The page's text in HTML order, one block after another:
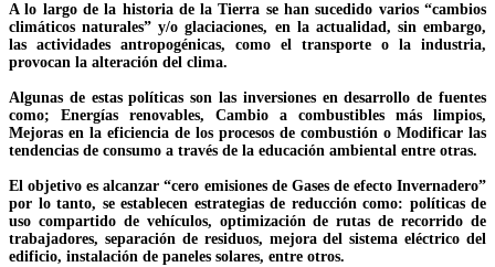
A lo largo de la historia de la Tierra se han sucedido varios “cambios
climáticos naturales” y/o glaciaciones, en la actualidad, sin embargo,
las actividades antropogénicas, como el transporte o la industria,
provocan la alteración del clima.
Algunas de estas políticas son las inversiones en desarrollo de fuentes
como; Energías renovables, Cambio a combustibles más limpios,
Mejoras en la eficiencia de los procesos de combustión o Modificar las
tendencias de consumo a través de la educación ambiental entre otras.
El objetivo es alcanzar “cero emisiones de Gases de efecto Invernadero”
por lo tanto, se establecen estrategias de reducción como: políticas de
uso compartido de vehículos, optimización de rutas de recorrido de
trabajadores, separación de residuos, mejora del sistema eléctrico del
edificio, instalación de paneles solares, entre otros.